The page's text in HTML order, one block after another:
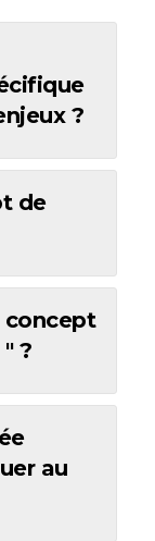
?
de
concept
?
au